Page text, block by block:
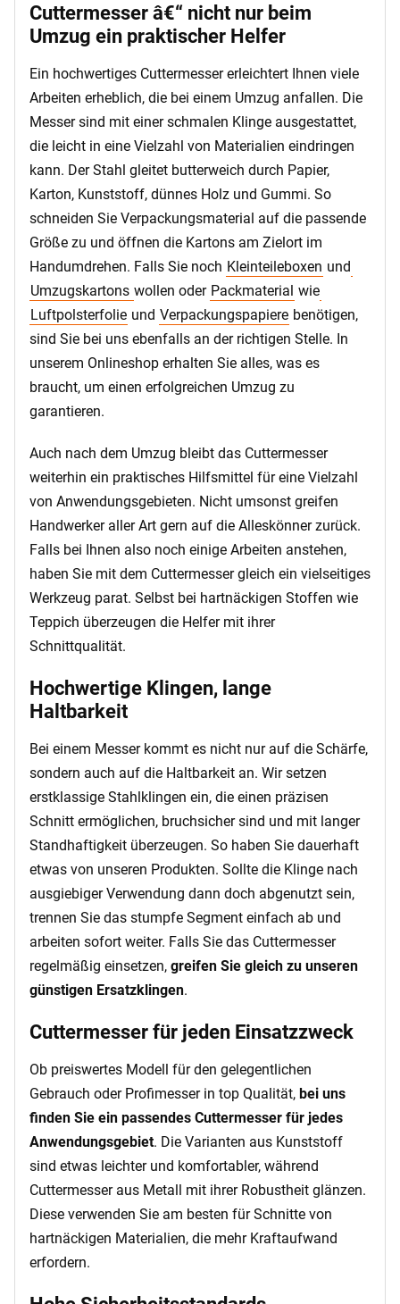
Cuttermesser â€“ nicht nur beim
Umzug ein praktischer Helfer
Ein hochwertiges Cuttermesser erleichtert Ihnen viele
Arbeiten erheblich, die bei einem Umzug anfallen. Die
Messer sind mit einer schmalen Klinge ausgestattet,
die leicht in eine Vielzahl von Materialien eindringen
kann. Der Stahl gleitet butterweich durch Papier,
Karton, Kunststoff, dünnes Holz und Gummi. So
schneiden Sie Verpackungsmaterial auf die passende
Größe zu und öffnen die Kartons am Zielort im
Handumdrehen. Falls Sie noch Kleinteileboxen und
Umzugskartons wollen oder Packmaterial wie
Luftpolsterfolie und Verpackungspapiere benötigen,
sind Sie bei uns ebenfalls an der richtigen Stelle. In
unserem Onlineshop erhalten Sie alles, was es
braucht, um einen erfolgreichen Umzug zu
garantieren.
Auch nach dem Umzug bleibt das Cuttermesser
weiterhin ein praktisches Hilfsmittel für eine Vielzahl
von Anwendungsgebieten. Nicht umsonst greifen
Handwerker aller Art gern auf die Alleskönner zurück.
Falls bei Ihnen also noch einige Arbeiten anstehen,
haben Sie mit dem Cuttermesser gleich ein vielseitiges
Werkzeug parat. Selbst bei hartnäckigen Stoffen wie
Teppich überzeugen die Helfer mit ihrer
Schnittqualität.
Hochwertige Klingen, lange
Haltbarkeit
Bei einem Messer kommt es nicht nur auf die Schärfe,
sondern auch auf die Haltbarkeit an. Wir setzen
erstklassige Stahlklingen ein, die einen präzisen
Schnitt ermöglichen, bruchsicher sind und mit langer
Standhaftigkeit überzeugen. So haben Sie dauerhaft
etwas von unseren Produkten. Sollte die Klinge nach
ausgiebiger Verwendung dann doch abgenutzt sein,
trennen Sie das stumpfe Segment einfach ab und
arbeiten sofort weiter. Falls Sie das Cuttermesser
regelmäßig einsetzen, greifen Sie gleich zu unseren
günstigen Ersatzklingen.
Cuttermesser für jeden Einsatzzweck
Ob preiswertes Modell für den gelegentlichen
Gebrauch oder Profimesser in top Qualität, bei uns
finden Sie ein passendes Cuttermesser für jedes
Anwendungsgebiet. Die Varianten aus Kunststoff
sind etwas leichter und komfortabler, während
Cuttermesser aus Metall mit ihrer Robustheit glänzen.
Diese verwenden Sie am besten für Schnitte von
hartnäckigen Materialien, die mehr Kraftaufwand
erfordern.